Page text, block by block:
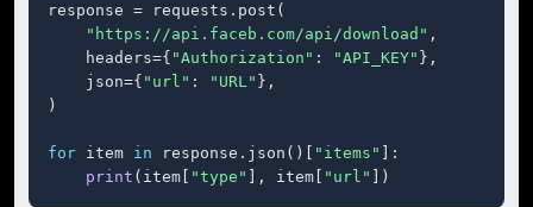
response = requests.post(
"https://api.faceb.com/api/download" ,
    headers={
"Authorization" : "API_KEY" },
    json={
"url" : "URL" },
)
for item in response.json()[ "items"
]:
print (item[ "type" ], item[ "url" ])